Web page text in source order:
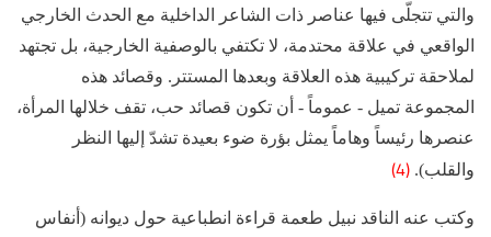
والتي تتجلّى فيها عناصر ذات الشاعر الداخلية مع الحدث الخارجي
الواقعي في علاقة محتدمة، لا تكتفي بالوصفية الخارجية، بل تجتهد
لملاحقة تركيبية هذه العلاقة وبعدها المستتر. وقصائد هذه
المجموعة تميل - عموماً - أن تكون قصائد حب، تقف خلالها المرأة،
عنصرها رئيساً وهاماً يمثل بؤرة ضوء بعيدة تشدّ إليها النظر
والقلب). (4)
وكتب عنه الناقد نبيل طعمة قراءة انطباعية حول ديوانه (أنفاس